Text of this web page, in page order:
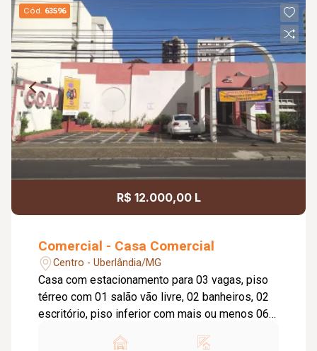
Cód. 63596
R$ 12.000,00 L
Comercial - Casa Comercial
Centro - Uberlândia/MG
Casa com estacionamento para 03 vagas, piso
térreo com 01 salão vão livre, 02 banheiros, 02
escritório, piso inferior com mais ou menos 06
Imóvel precisa de reforma.